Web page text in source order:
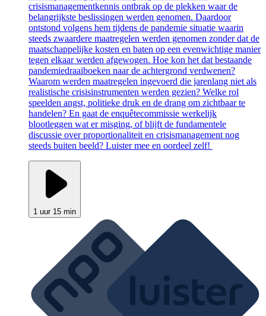
crisismanagementkennis ontbrak op de plekken waar de
belangrijkste beslissingen werden genomen. Daardoor
ontstond volgens hem tijdens de pandemie situatie waarin
steeds zwaardere maatregelen werden genomen zonder dat de
maatschappelijke kosten en baten op een evenwichtige manier
tegen elkaar werden afgewogen. Hoe kon het dat bestaande
pandemiedraaiboeken naar de achtergrond verdwenen?
Waarom werden maatregelen ingevoerd die jarenlang niet als
realistische crisisinstrumenten werden gezien? Welke rol
speelden angst, politieke druk en de drang om zichtbaar te
handelen? En gaat de enquêtecommissie werkelijk
blootleggen wat er misging, of blijft de fundamentele
discussie over proportionaliteit en crisismanagement nog
steeds buiten beeld? Luister mee en oordeel zelf!
1 uur 15 min